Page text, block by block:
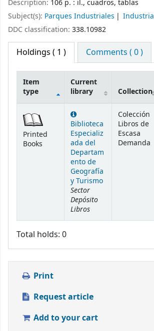
Description: 106 p. : il., cuadros, tablas
Subject(s): Parques Industriales
Industria
DDC classification: 338.10982
Holdings ( 1 ) Comments ( 0 )
Item
type
Current
library
Collection
Printed
Books
Biblioteca
Especializ
ada del
Departam
ento de
Geografía
y Turismo
Sector
Depósito
Libros
Colección
Libros de
Escasa
Demanda
Total holds: 0
Print
Request article
Add to your cart